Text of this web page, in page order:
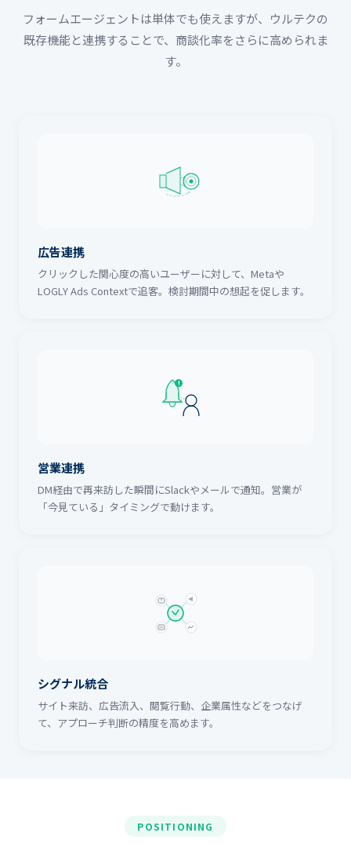
フォームエージェントは単体でも使えますが、ウルテクの
既存機能と連携することで、商談化率をさらに高められま
す。
広告連携
クリックした関心度の高いユーザーに対して、Metaや
LOGLY Ads Contextで追客。検討期間中の想起を促します。
!
営業連携
DM経由で再来訪した瞬間にSlackやメールで通知。営業が
「今見ている」タイミングで動けます。
シグナル統合
サイト来訪、広告流入、閲覧行動、企業属性などをつなげ
て、アプローチ判断の精度を高めます。
POSITIONING